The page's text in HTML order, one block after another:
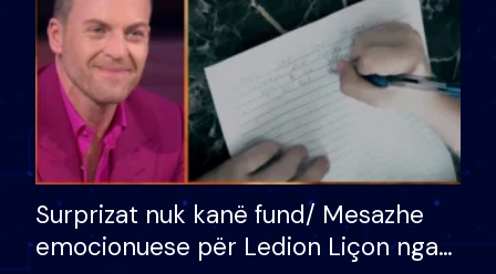
Surprizat nuk kanë fund/ Mesazhe
emocionuese për Ledion Liçon nga